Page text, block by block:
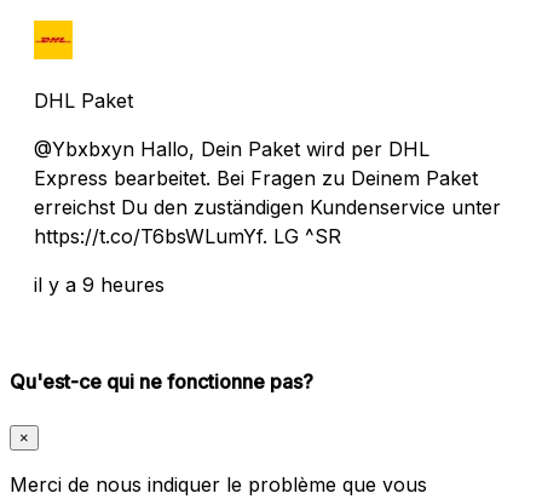
DHL Paket
@Ybxbxyn Hallo, Dein Paket wird per DHL
Express bearbeitet. Bei Fragen zu Deinem Paket
erreichst Du den zuständigen Kundenservice unter
https://t.co/T6bsWLumYf. LG ^SR
il y a 9 heures
Qu'est-ce qui ne fonctionne pas?
×
Merci de nous indiquer le problème que vous